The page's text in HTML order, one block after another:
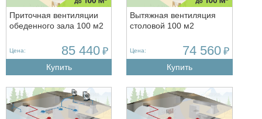
Приточная вентиляции
обеденного зала 100 м2
Цена: 85 440 ₽
Купить
Вытяжная вентиляция
столовой 100 м2
Цена: 74 560 ₽
Купить